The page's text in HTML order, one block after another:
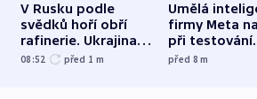
V Rusku podle
svědků hoří obří
rafinerie. Ukrajina
hlásí oběti
08:52 před 1 m
Umělá
firmy Meta
při testování
systém jiné
před 8m